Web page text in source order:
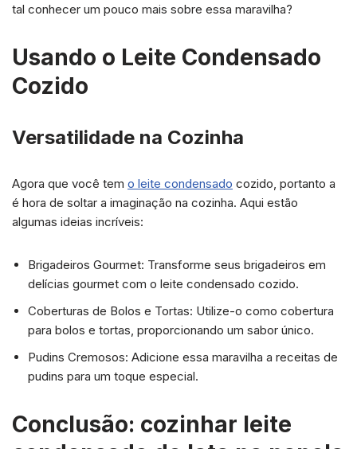
tal conhecer um pouco mais sobre essa maravilha?
Usando o Leite Condensado
Cozido
Versatilidade na Cozinha
Agora que você tem o leite condensado cozido, portanto a
é hora de soltar a imaginação na cozinha. Aqui estão
algumas ideias incríveis:
Brigadeiros Gourmet: Transforme seus brigadeiros em
delícias gourmet com o leite condensado cozido.
Coberturas de Bolos e Tortas: Utilize-o como cobertura
para bolos e tortas, proporcionando um sabor único.
Pudins Cremosos: Adicione essa maravilha a receitas de
pudins para um toque especial.
Conclusão: cozinhar leite